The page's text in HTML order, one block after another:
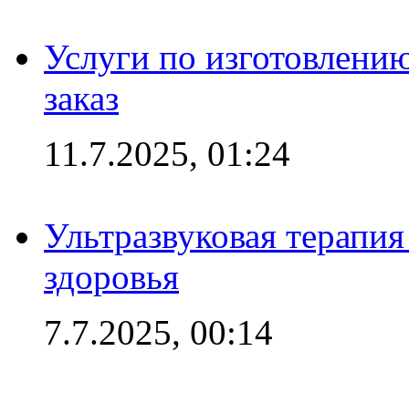
Услуги по
заказ
11.7.2025, 01:24
Ультразвуковая
здоровья
7.7.2025, 00:14